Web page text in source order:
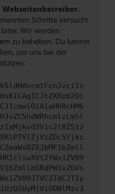
Webseitenbetreiber.
Schritte versucht
Wir werden
zu beheben. Du kannst
um uns bei der